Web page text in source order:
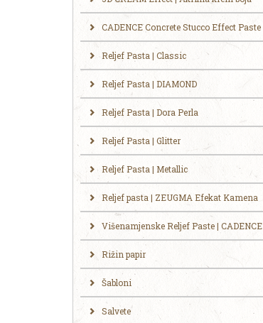
CADENCE Concrete Stucco Effect Paste
Reljef Pasta | Classic
Reljef Pasta | DIAMOND
Reljef Pasta | Dora Perla
Reljef Pasta | Glitter
Reljef Pasta | Metallic
Reljef pasta | ZEUGMA Efekat Kamena
Višenamjenske Reljef Paste | CADENCE
Rižin papir
Šabloni
Salvete